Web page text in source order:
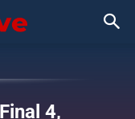
4,